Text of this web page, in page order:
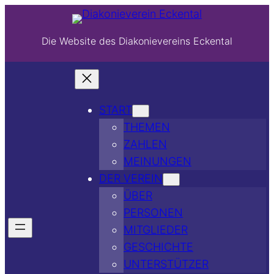
Die Website des Diakonievereins Eckental
START
THEMEN
ZAHLEN
MEINUNGEN
DER VEREIN
ÜBER
PERSONEN
MITGLIEDER
GESCHICHTE
UNTERSTÜTZER